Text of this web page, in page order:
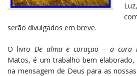
serão divulgados em breve.
O livro De alma e coração – a cura
Matos, é um trabalho bem
na mensagem de Deus para as